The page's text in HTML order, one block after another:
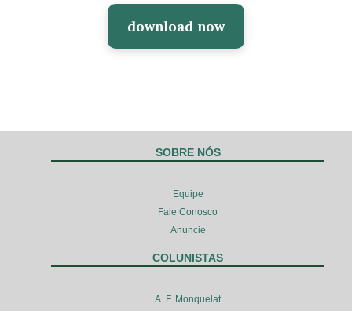
download now
SOBRE NÓS
Equipe
Fale Conosco
Anuncie
COLUNISTAS
A. F. Monquelat